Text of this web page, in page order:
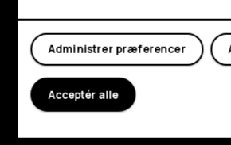
Min konto
Om
Planet and people
Support
FacebookInstagram
TiktokYoutube
Administrer præferencer
Acceptér alle